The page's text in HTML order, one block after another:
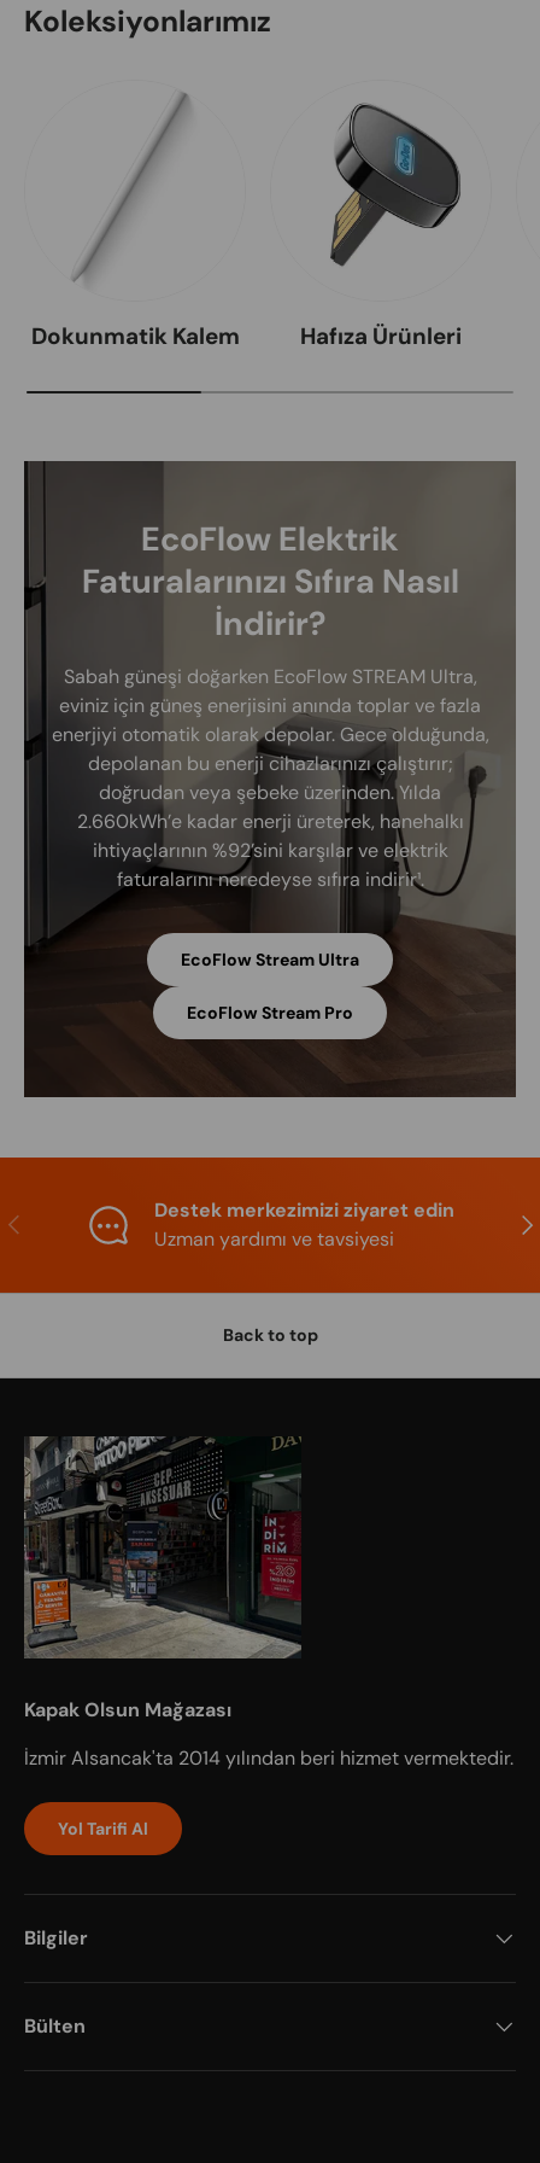
Koleksiyonlarımız
Dokunmatik Kalem Hafıza Ürünleri
EcoFlow Elektrik
Faturalarınızı Sıfıra Nasıl
İndirir?
Sabah güneşi doğarken EcoFlow STREAM Ultra,
eviniz için güneş enerjisini anında toplar ve fazla
enerjiyi otomatik olarak depolar. Gece olduğunda,
depolanan bu enerji cihazlarınızı çalıştırır;
doğrudan veya şebeke üzerinden. Yılda
2.660kWh’e kadar enerji üreterek, hanehalkı
ihtiyaçlarının %92’sini karşılar ve elektrik
faturalarını neredeyse sıfıra indirir¹.
EcoFlow Stream Ultra
EcoFlow Stream Pro
Previous
Destek merkezimizi ziyaret edin
Uzman yardımı ve tavsiyesi
Back to top
Kapak Olsun Mağazası
İzmir Alsancak'ta 2014 yılından beri hizmet vermektedir.
Yol Tarifi Al
Bilgiler
Bülten